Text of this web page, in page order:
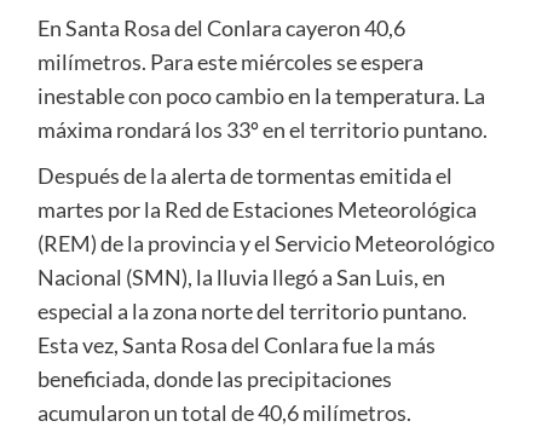
En Santa Rosa del Conlara cayeron 40,6
milímetros. Para este miércoles se espera
inestable con poco cambio en la temperatura. La
máxima rondará los 33º en el territorio puntano.
Después de la alerta de tormentas emitida el
martes por la Red de Estaciones Meteorológica
(REM) de la provincia y el Servicio Meteorológico
Nacional (SMN), la lluvia llegó a San Luis, en
especial a la zona norte del territorio puntano.
Esta vez, Santa Rosa del Conlara fue la más
beneficiada, donde las precipitaciones
acumularon un total de 40,6 milímetros.